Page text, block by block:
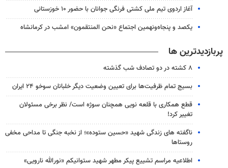
آغاز اردوی تیم ملی کشتی فرنگی جوانان با حضور ۱۰ خوزستانی
یکصد و پنجاه‌ونهمین اجتماع «نحن المنتقمون» امشب در کرمانشاه
پربازدیدترین ها
۸ کشته در دو تصادف شب گذشته
بسیج تمام ظرفیت‌ها برای تعیین وضعیت دیگر خلبانان سوخو ۲۴ ایران
قطع همکاری با قلعه نویی همچنان سوژه است/ نظر برخی مسئولان
تغییر کرد!
ناگفته های زندگی شهید «حسین ستوده»؛ از نخبه جنگی تا مداحی مخفی
روستاها
اطلاعیه مراسم تشییع پیکر مطهر شهید ستوانیکم «نورالله نارویی»